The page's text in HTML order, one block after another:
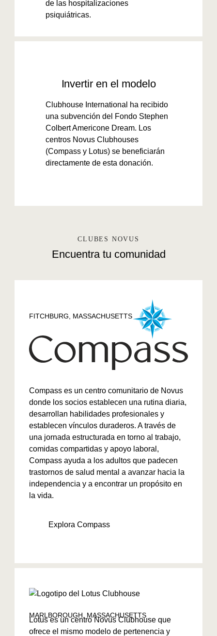
de las hospitalizaciones
psiquiátricas.
Invertir en el modelo
Clubhouse International ha recibido
una subvención del Fondo Stephen
Colbert Americone Dream. Los
centros Novus Clubhouses
(Compass y Lotus) se beneficiarán
directamente de esta donación.
CLUBES NOVUS
Encuentra tu comunidad
FITCHBURG, MASSACHUSETTS
Compass es un centro comunitario de Novus
donde los socios establecen una rutina diaria,
desarrollan habilidades profesionales y
establecen vínculos duraderos. A través de
una jornada estructurada en torno al trabajo,
comidas compartidas y apoyo laboral,
Compass ayuda a los adultos que padecen
trastornos de salud mental a avanzar hacia la
independencia y a encontrar un propósito en
la vida.
Explora Compass
MARLBOROUGH, MASSACHUSETTS
Lotus es un centro Novus Clubhouse que
ofrece el mismo modelo de pertenencia y